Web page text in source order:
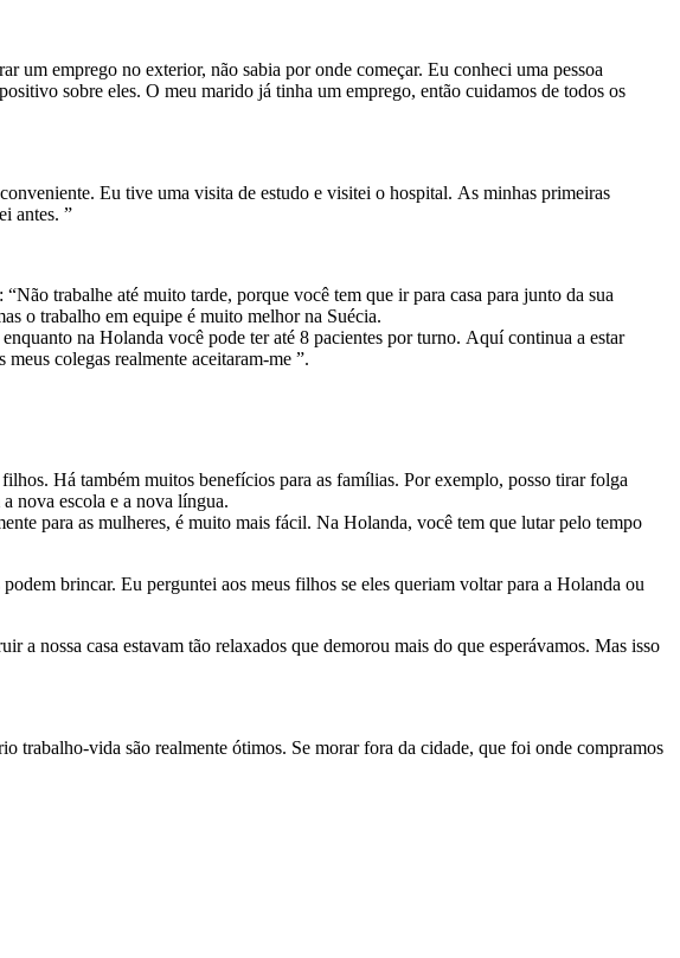
um emprego no exterior, não sabia por onde começar. Eu conheci uma pessoa
sobre eles. O meu marido já tinha um emprego, então cuidamos de todos os
Eu tive uma visita de estudo e visitei o hospital. As minhas primeiras
antes. ”
trabalhe até muito tarde, porque você tem que ir para casa para junto da sua
o trabalho em equipe é muito melhor na Suécia.
na Holanda você pode ter até 8 pacientes por turno. Aquí continua a estar
colegas realmente aceitaram-me ”.
Há também muitos benefícios para as famílias. Por exemplo, posso tirar folga
nova escola e a nova língua.
para as mulheres, é muito mais fácil. Na Holanda, você tem que lutar pelo tempo
brincar. Eu perguntei aos meus filhos se eles queriam voltar para a Holanda ou
nossa casa estavam tão relaxados que demorou mais do que esperávamos. Mas isso
trabalho-vida são realmente ótimos. Se morar fora da cidade, que foi onde compramos